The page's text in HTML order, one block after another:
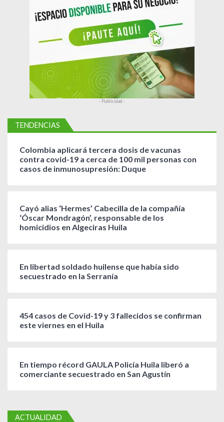
- Publicidad -
TENDENCIAS
Colombia aplicará tercera dosis de vacunas
contra covid-19 a cerca de 100 mil personas con
casos de inmunosupresión: Duque
Cayó alias ‘Hermes’ Cabecilla de la compañía
‘Óscar Mondragón’, responsable de los
homicidios en Algeciras Huila
En libertad soldado huilense que había sido
secuestrado en la Serranía
454 casos de Covid-19 y 3 fallecidos se confirman
este viernes en el Huila
En tiempo récord GAULA Policía Huila liberó a
comerciante secuestrado en San Agustín
ACTUALIDAD